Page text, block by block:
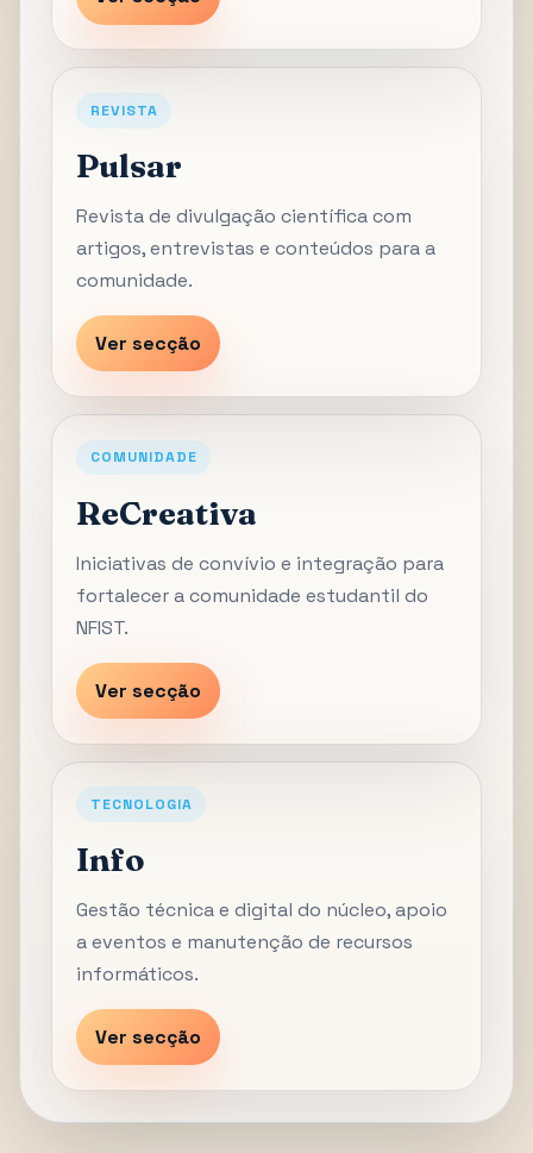
REVISTA
Pulsar
Revista de divulgação científica com
artigos, entrevistas e conteúdos para a
comunidade.
Ver secção
COMUNIDADE
ReCreativa
Iniciativas de convívio e integração para
fortalecer a comunidade estudantil do
NFIST.
Ver secção
TECNOLOGIA
Info
Gestão técnica e digital do núcleo, apoio
a eventos e manutenção de recursos
informáticos.
Ver secção